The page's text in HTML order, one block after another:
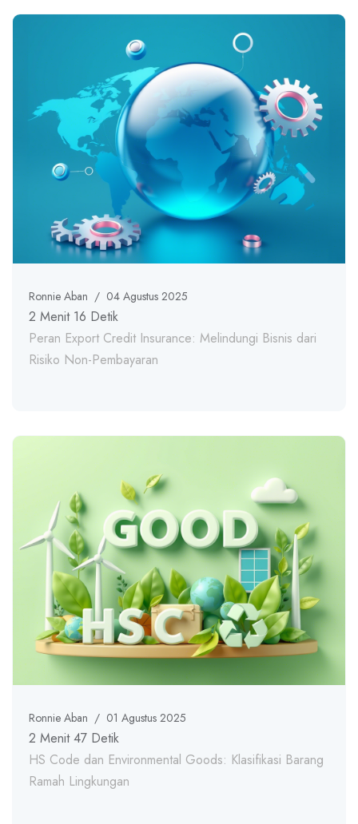
Ronnie Aban / 04 Agustus 2025
2 Menit 16 Detik
Peran Export Credit Insurance: Melindungi Bisnis dari
Risiko Non-Pembayaran
Ronnie Aban / 01 Agustus 2025
2 Menit 47 Detik
HS Code dan Environmental Goods: Klasifikasi Barang
Ramah Lingkungan